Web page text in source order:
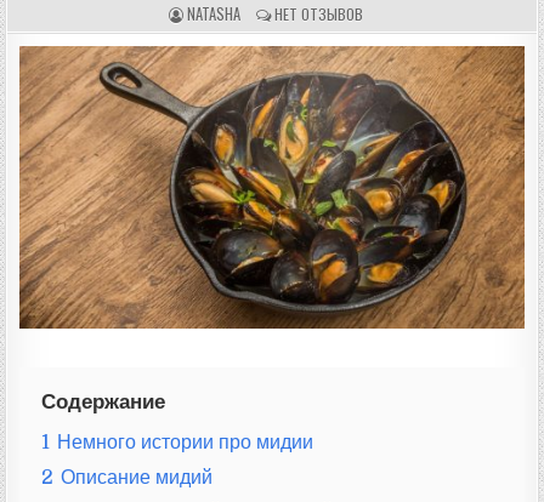
А
В
Т
О
Р
Р
Е
Ц
Е
П
Т
А
:
NATASHA О
Т
З
Ы
В
Ы
:
НЕТ ОТЗЫВОВ
Содержание
1 Немного истории про мидии
2 Описание мидий